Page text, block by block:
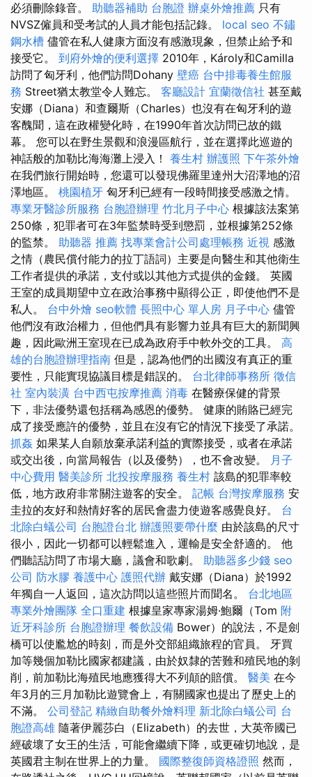
必須刪除錄音。 助聽器補助 台胞證 辦桌外燴推薦 只有
NVSZ僱員和受考試的人員才能包括記錄。 local seo 不鏽
鋼水槽 儘管在私人健康方面沒有感激現象，但禁止給予和
接受它。 到府外燴的便利選擇 2010年，Károly和Camilla
訪問了匈牙利，他們訪問Dohany 壁癌 台中排毒養生館服
務 Street猶太教堂令人難忘。 客廳設計 宜蘭徵信社 甚至戴
安娜（Diana）和查爾斯（Charles）也沒有在匈牙利的遊
客醜聞，這在政權變化時，在1990年首次訪問已故的鐵
幕。 您可以在野生景觀和浪漫區航行，並在選擇此巡遊的
神話般的加勒比海海灘上浸入！ 養生村 辦護照 下午茶外燴
在我們旅行開始時，您還可以發現佛羅里達州大沼澤地的沼
澤地區。 桃園植牙 匈牙利已經有一段時間接受感激之情。
專業牙醫診所服務 台胞證辦理 竹北月子中心 根據該法案第
250條，犯罪者可在3年監禁時受到懲罰，並根據第252條
的監禁。 助聽器 推薦 找專業會計公司處理帳務 近視 感激
之情（農民償付能力的拉丁語詞）主要是向醫生和其他衛生
工作者提供的承諾，支付或以其他方式提供的金錢。 英國
王室的成員期望中立在政治事務中顯得公正，即使他們不是
私人。 台中外燴 seo軟體 長照中心 單人房 月子中心 儘管
他們沒有政治權力，但他們具有影響力並具有巨大的新聞興
趣，因此歐洲王室現在已成為政府手中軟外交的工具。 高
雄的台胞證辦理指南 但是，認為他們的出國沒有真正的重
要性，只能實現協議目標是錯誤的。 台北律師事務所 徵信
社 室內裝潢 台中西屯按摩推薦 消毒 在醫療保健的背景
下，非法優勢還包括稱為感恩的優勢。 健康的賄賂已經完
成了接受應許的優勢，並且在沒有它的情況下接受了承諾。
抓姦 如果某人自願放棄承諾利益的實際接受，或者在承諾
或交出後，向當局報告（以及優勢），也不會改變。 月子
中心費用 醫美診所 北投按摩服務 養生村 該島的犯罪率較
低，地方政府非常關注遊客的安全。 記帳 台灣按摩服務 安
圭拉的友好和熱情好客的居民會盡力使遊客感覺良好。 台
北除白蟻公司 台胞證台北 辦護照要帶什麼 由於該島的尺寸
很小，因此一切都可以輕鬆進入，運輸是安全舒適的。 他
們聽話訪問了市場大廳，議會和歌劇。 助聽器多少錢 seo
公司 防水膠 養護中心 護照代辦 戴安娜（Diana）於1992
年獨自一人返回，這次訪問以這些照片而聞名。 台北地區
專業外燴團隊 全口重建 根據皇家專家湯姆·鮑爾（Tom 附
近牙科診所 台胞證辦理 餐飲設備 Bower）的說法，不是劍
橋可以使尷尬的時刻，而是外交部組織旅程的官員。 牙買
加等幾個加勒比國家都建議，由於奴隸的苦難和殖民地的剝
削，前加勒比海殖民地應獲得大不列顛的賠償。 醫美 在今
年3月的三月加勒比遊覽會上，有關國家也提出了歷史上的
不滿。 公司登記 精緻自助餐外燴料理 新北除白蟻公司 台
胞證高雄 隨著伊麗莎白（Elizabeth）的去世，大英帝國已
經破壞了女王的生活，可能會繼續下降，或更確切地說，是
英國君主制在世界上的力量。 國際整復師資格證照 然而，